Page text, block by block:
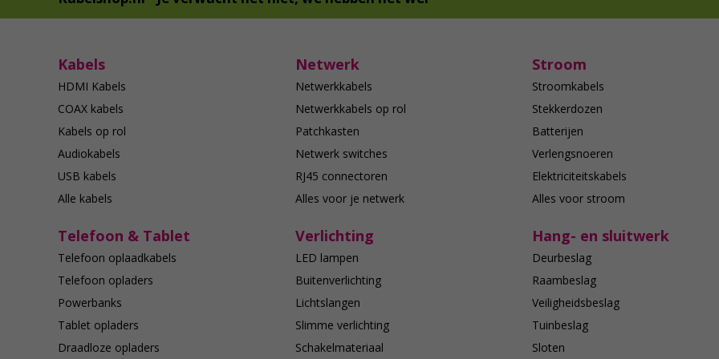
Kabels
HDMI Kabels
COAX kabels
Kabels op rol
Audiokabels
USB kabels
Alle kabels
Netwerk
Netwerkkabels
Netwerkkabels op rol
Patchkasten
Netwerk switches
RJ45 connectoren
Alles voor je netwerk
Stroom
Stroomkabels
Stekkerdozen
Batterijen
Verlengsnoeren
Elektriciteitskabels
Alles voor stroom
Telefoon & Tablet
Telefoon oplaadkabels
Telefoon opladers
Powerbanks
Tablet opladers
Draadloze opladers
Verlichting
LED lampen
Buitenverlichting
Lichtslangen
Slimme verlichting
Schakelmateriaal
Hang- en sluitwerk
Deurbeslag
Raambeslag
Veiligheidsbeslag
Tuinbeslag
Sloten